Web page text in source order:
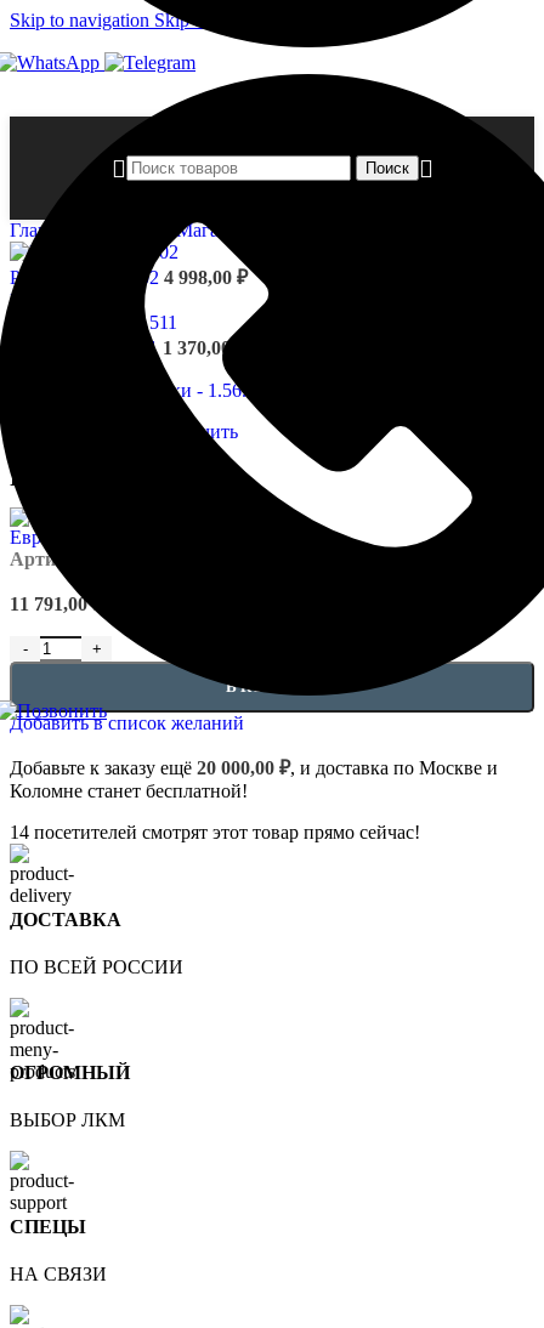
Skip to navigation Skip to main content
Поиск
Главная страница Магазин
Розетки - 1.56.502 4 998,00 ₽
Назад к товарам
Розетки - 1.56.511 1 370,00
Нажмите, чтобы увеличить
Розетки — 1.56.503
Артикул:
11 791,00₽
Количество товара Розетки - 1.56.503
В КОРЗИНУ
Добавить в список желаний
Добавьте к заказу ещё 20 000,00 ₽, и доставка по Москве и
Коломне станет бесплатной!
14 посетителей смотрят этот товар прямо сейчас!
ДОСТАВКА
ПО ВСЕЙ РОССИИ
ОГРОМНЫЙ
ВЫБОР ЛКМ
СПЕЦЫ
НА СВЯЗИ